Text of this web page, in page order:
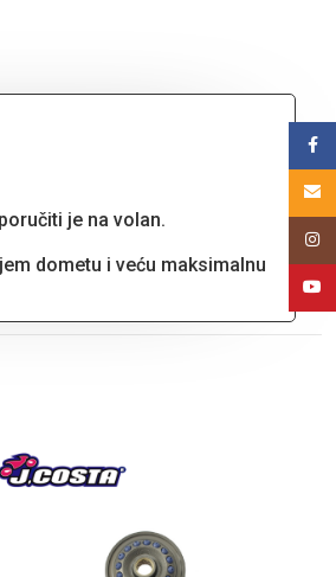
je na volan.
dometu i veću maksimalnu
Email